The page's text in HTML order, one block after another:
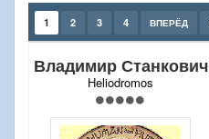
1 2 3 4 ВПЕРЁД
Владимир Станкович
Heliodromos